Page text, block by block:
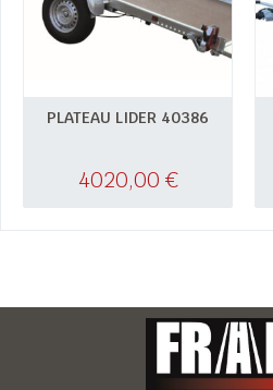
PLATEAU LIDER 40386
4020,00 €